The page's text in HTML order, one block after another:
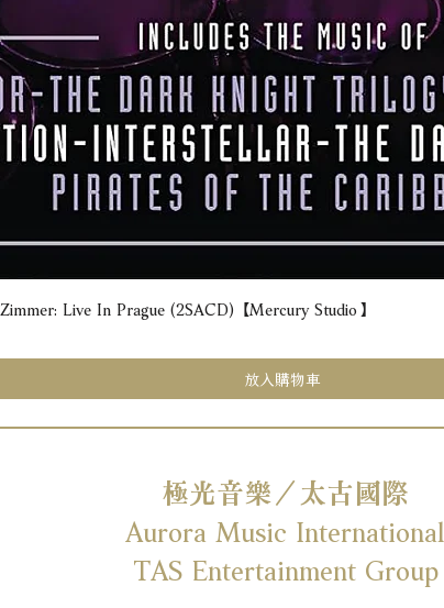
快速瀏覽
Live In Prague (2SACD) 【Mercury Studio】
放入購物車
極光音樂／太古國際
Aurora Music International
TAS Entertainment Group